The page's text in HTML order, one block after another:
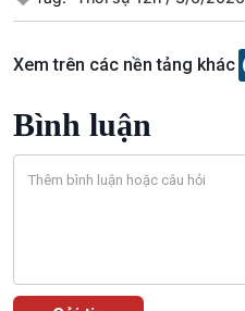
Podcast
Xem trên các nền tảng khác
Bình luận